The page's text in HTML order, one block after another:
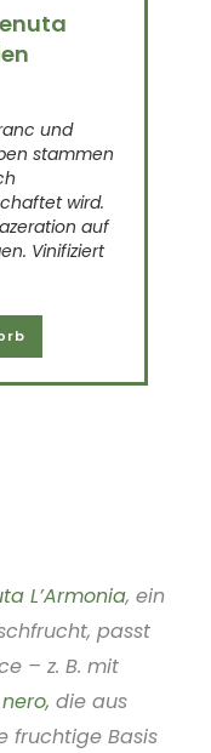
und
stammen
wird.
auf
Vinifiziert
L’Armonia, ein
passt
– z. B. mit
die aus
fruchtige Basis